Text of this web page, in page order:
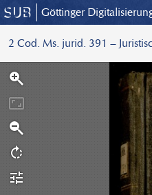
Göttinger
2 Cod. Ms. jurid. 391 –